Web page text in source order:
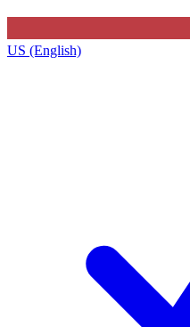
US (English)